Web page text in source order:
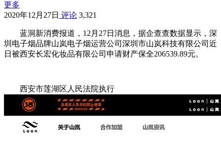
更多
2020年12月27日 评论 3,321
蓝洞新消费报道，12月27日消息，据企查查数据显示，深
圳电子烟品牌山岚电子烟运营公司深圳市山岚科技有限公司近
日被西安长宏化妆品有限公司申请财产保全206539.89元。
西安市莲湖区人民法院执行